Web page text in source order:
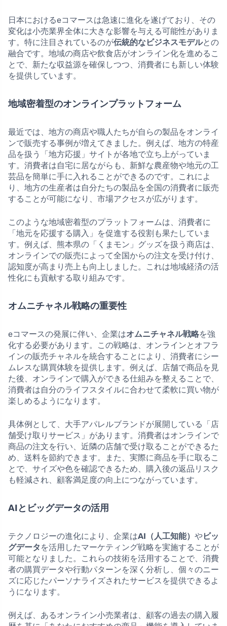
日本におけるeコマースは急速に進化を遂げており、その
変化は小売業界全体に大きな影響を与える可能性がありま
す。特に注目されているのが伝統的なビジネスモデルとの
融合です。地域の商店や飲食店がオンライン化を進めるこ
とで、新たな収益源を確保しつつ、消費者にも新しい体験
を提供しています。
地域密着型のオンラインプラットフォーム
最近では、地方の商店や職人たちが自らの製品をオンライ
ンで販売する事例が増えてきました。例えば、地方の特産
品を扱う「地方応援」サイトが各地で立ち上がっていま
す。消費者は自宅に居ながらも、新鮮な農産物や地元の工
芸品を簡単に手に入れることができるのです。これによ
り、地方の生産者は自分たちの製品を全国の消費者に販売
することが可能になり、市場アクセスが広がります。
このような地域密着型のプラットフォームは、消費者に
「地元を応援する購入」を促進する役割も果たしていま
す。例えば、熊本県の「くまモン」グッズを扱う商店は、
オンラインでの販売によって全国からの注文を受け付け、
認知度が高まり売上も向上しました。これは地域経済の活
性化にも貢献する取り組みです。
オムニチャネル戦略の重要性
eコマースの発展に伴い、企業はオムニチャネル戦略を強
化する必要があります。この戦略は、オンラインとオフラ
インの販売チャネルを統合することにより、消費者にシー
ムレスな購買体験を提供します。例えば、店舗で商品を見
た後、オンラインで購入ができる仕組みを整えることで、
消費者は自分のライフスタイルに合わせて柔軟に買い物が
楽しめるようになります。
具体例として、大手アパレルブランドが展開している「店
舗受け取りサービス」があります。消費者はオンラインで
商品の注文を行い、近隣の店舗で受け取ることができるた
め、送料を節約できます。また、実際に商品を手に取るこ
とで、サイズや色を確認できるため、購入後の返品リスク
も軽減され、顧客満足度の向上につながっています。
AIとビッグデータの活用
テクノロジーの進化により、企業はAI（人工知能） やビッ
グデータ を活用したマーケティング戦略を実施することが
可能となりました。これらの技術を活用することで、消費
者の購買データや行動パターンを深く分析し、個々のニー
ズに応じたパーソナライズされたサービスを提供できるよ
うになります。
例えば、あるオンライン小売業者は、顧客の過去の購入履